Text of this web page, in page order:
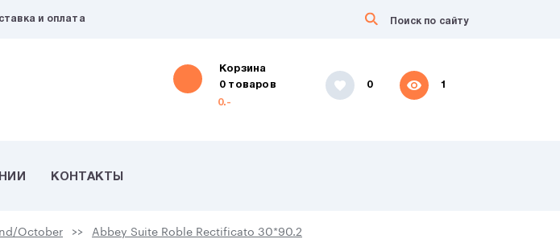
и оплата
Корзина
0 товаров
0.-
0 1
КОНТАКТЫ
October Abbey Suite Roble Rectificato 30*90.2